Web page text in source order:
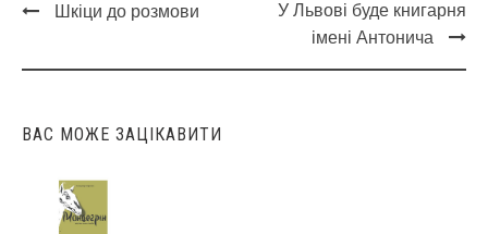
navigation
Шкіци до розмови
У Львові буде книгарня
імені Антонича
ВАС МОЖЕ ЗАЦІКАВИТИ